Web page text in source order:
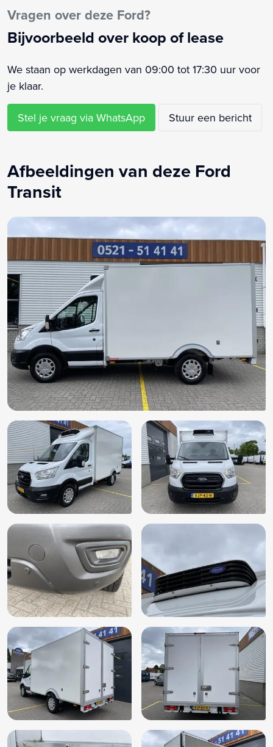
Vragen over deze Ford?
Bijvoorbeeld over koop of lease
We staan op werkdagen van 09:00 tot 17:30 uur voor
je klaar.
Stel je vraag via WhatsApp Stuur een bericht
Afbeeldingen van deze Ford
Transit